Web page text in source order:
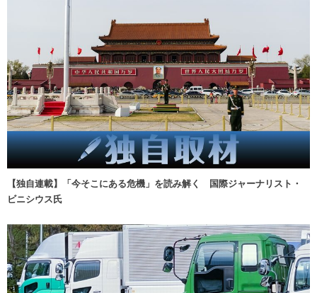
【独自連載】「今そこにある危機」を読み解く 国際ジャーナリスト・
ビニシウス氏